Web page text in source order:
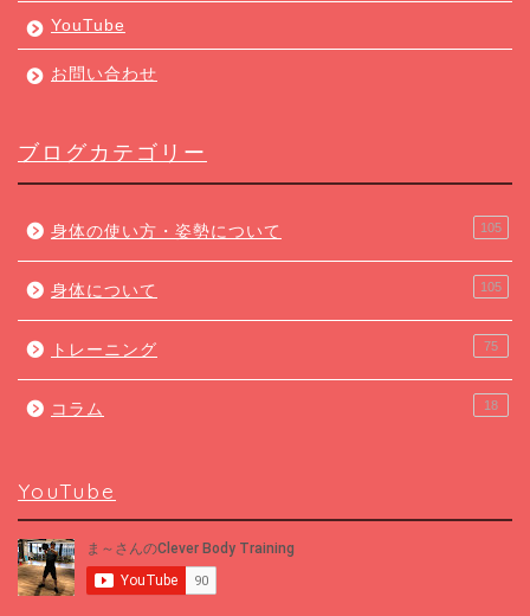
YouTube
お問い合わせ
ブログカテゴリー
身体の使い方・姿勢について 105
身体について 105
トレーニング 75
コラム 18
YouTube